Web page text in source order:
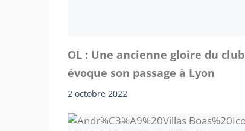
OL : Une ancienne gloire du club
évoque son passage à Lyon
2 octobre 2022